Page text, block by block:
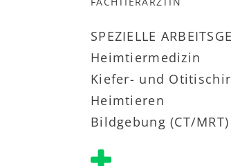
SPEZIELLE
Heimtiermedizin
Kiefer- und
Heimtieren
Bildgebung (CT/MRT)